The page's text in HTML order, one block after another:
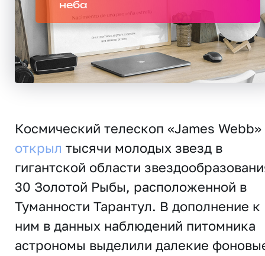
неба
Космический телескоп «James Webb»
открыл тысячи молодых звезд в
гигантской области
30 Золотой Рыбы, расположенной в
Туманности Тарантул. В дополнение к
ним в данных наблюдений питомника
астрономы выделили далекие